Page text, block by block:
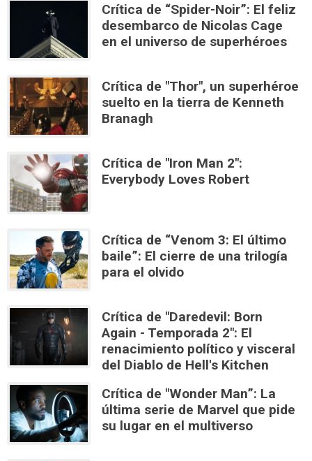
Crítica de “Spider-Noir”: El feliz
desembarco de Nicolas Cage
en el universo de superhéroes
Crítica de "Thor", un superhéroe
suelto en la tierra de Kenneth
Branagh
Crítica de "Iron Man 2":
Everybody Loves Robert
Crítica de “Venom 3: El último
baile”: El cierre de una trilogía
para el olvido
Crítica de "Daredevil: Born
Again - Temporada 2": El
renacimiento político y visceral
del Diablo de Hell's Kitchen
Crítica de "Wonder Man”: La
última serie de Marvel que pide
su lugar en el multiverso